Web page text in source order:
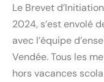
Le Brevet
2024, s’est envolé
avec l’équipe
Vendée. Tous les
hors vacances